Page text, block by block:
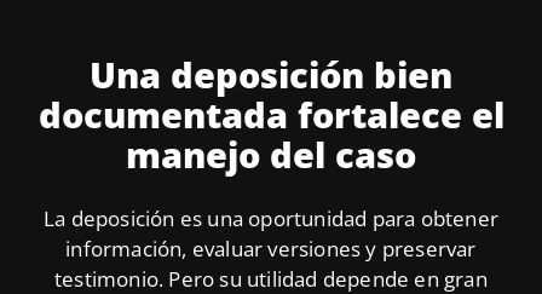
Una deposición bien
documentada fortalece el
manejo del caso
La deposición es una oportunidad para obtener
información, evaluar versiones y preservar
testimonio. Pero su utilidad depende en gran